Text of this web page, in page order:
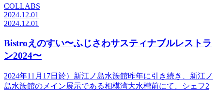
COLLABS
2024.12.01
2024.12.01
Bistroえのすい〜ふじさわサスティナブルレストラ
ン2024〜
2024年11月17日於）新江ノ島水族館昨年に引き続き、新江ノ
島水族館のメイン展示である相模湾大水槽前にて、シェフ2